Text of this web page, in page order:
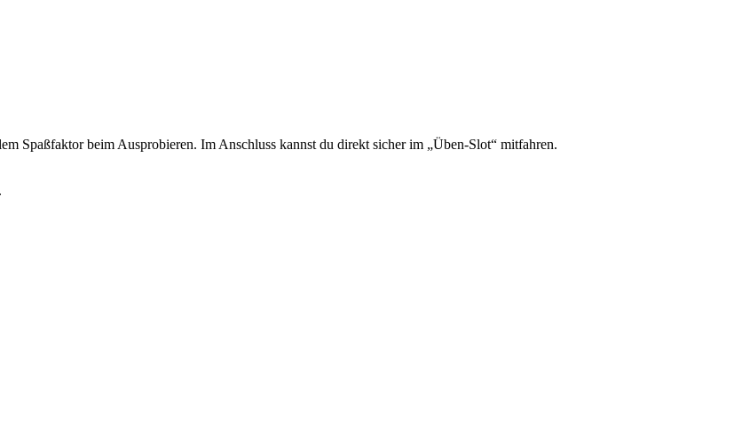
Spaßfaktor beim Ausprobieren. Im Anschluss kannst du direkt sicher im „Üben-Slot“ mitfahren.